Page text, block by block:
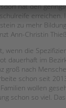
hat den
erreichen.
zu mehr
Ann-Christin
wenn die
dauerhaft im
groß nach
schon seit
wollen
schon so viel.